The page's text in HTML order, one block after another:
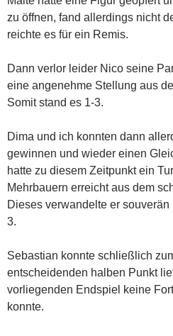
zu öffnen, fand allerdings nicht
reichte es für ein Remis.
Dann verlor leider Nico seine
eine angenehme Stellung aus
Somit stand es 1-3.
Dima und ich konnten dann
gewinnen und wieder einen
hatte zu diesem Zeitpunkt ein
Mehrbauern erreicht aus dem
Dieses verwandelte er
3.
Sebastian konnte schließlich
entscheidenden halben Punkt
vorliegenden Endspiel keine
konnte.